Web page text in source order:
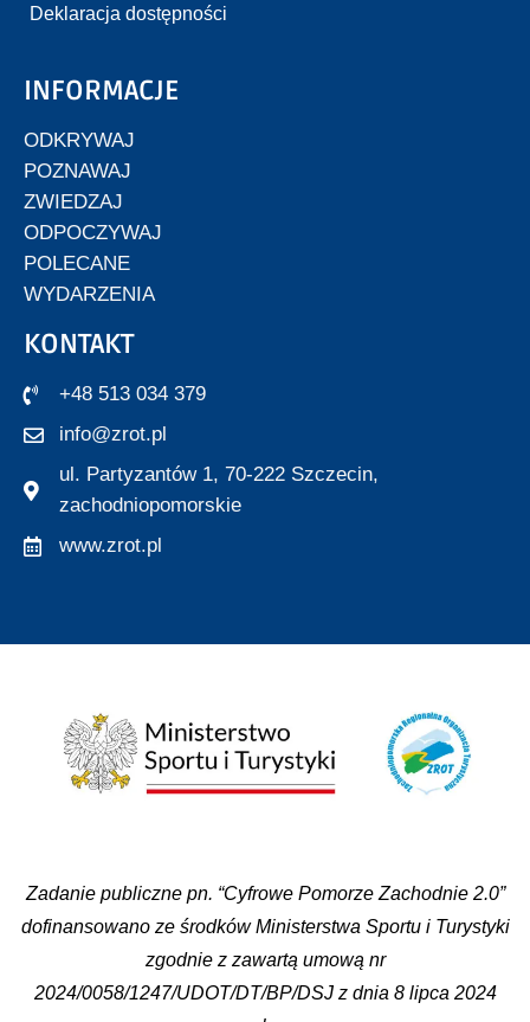
Deklaracja dostępności
INFORMACJE
ODKRYWAJ
POZNAWAJ
ZWIEDZAJ
ODPOCZYWAJ
POLECANE
WYDARZENIA
KONTAKT
+48 513 034 379
info@zrot.pl
ul. Partyzantów 1, 70-222 Szczecin,
zachodniopomorskie
www.zrot.pl
Zadanie publiczne pn. “Cyfrowe Pomorze Zachodnie 2.0”
dofinansowano ze środków Ministerstwa Sportu i Turystyki
zgodnie z zawartą umową nr
2024/0058/1247/UDOT/DT/BP/DSJ z dnia 8 lipca 2024